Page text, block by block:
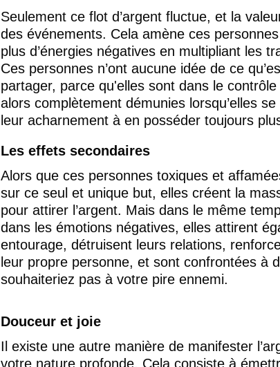
Seulement ce flot d’argent fluctue, et la
des événements. Cela amène ces
plus d’énergies négatives en multipliant les
Ces personnes n’ont aucune idée de ce
partager, parce qu'elles sont dans le
alors complètement démunies lorsqu’elles
leur acharnement à en posséder toujours
Les effets secondaires
Alors que ces personnes toxiques et
sur ce seul et unique but, elles créent la
pour attirer l’argent. Mais dans le même
dans les émotions négatives, elles attirent
entourage, détruisent leurs relations,
leur propre personne, et sont confrontées à
souhaiteriez pas à votre pire ennemi.
Douceur et joie
Il existe une autre manière de manifester
votre nature profonde. Cela consiste à